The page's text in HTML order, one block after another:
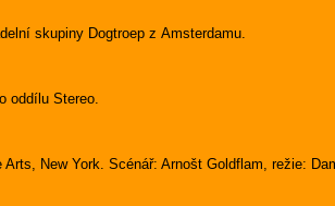
skupiny Dogtroep z Amsterdamu.
oddílu Stereo.
New York. Scénář: Arnošt Goldflam, režie: